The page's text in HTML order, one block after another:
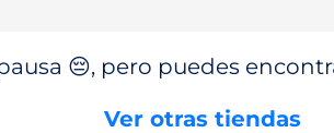
😔, pero puedes
Ver otras tiendas